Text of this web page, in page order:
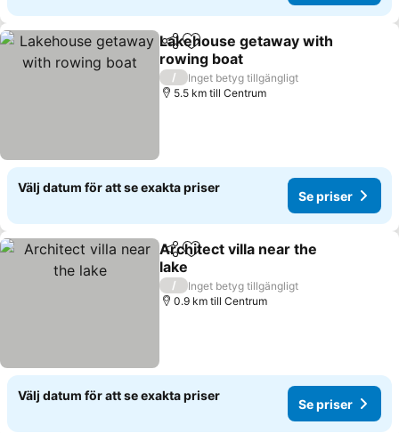
Dela Lägg till i Mina Favoriter
Lakehouse getaway with
rowing boat
/
Inget betyg tillgängligt
5.5 km till Centrum
Välj datum för att se exakta priser
Se priser
Dela Lägg till i Mina Favoriter
Architect villa near the
lake
/
Inget betyg tillgängligt
0.9 km till Centrum
Välj datum för att se exakta priser
Se priser